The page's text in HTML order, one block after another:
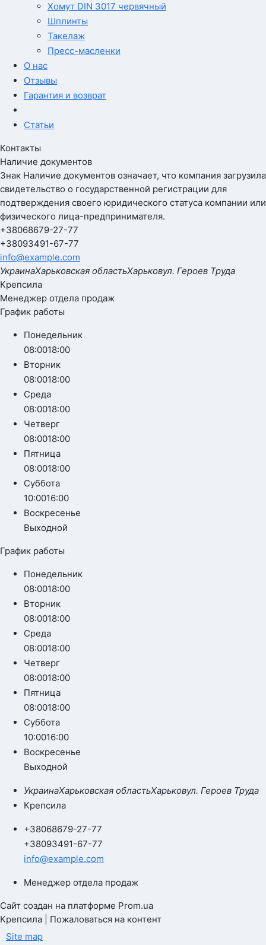
Хомут DIN 3017 червячный
Шплинты
Такелаж
Пресс-масленки
О нас
Отзывы
Гарантия и возврат
Статьи
Контакты
Наличие документов
Знак Наличие документов означает, что компания загрузила
свидетельство о государственной регистрации для
подтверждения своего юридического статуса компании или
физического лица-предпринимателя.
+38068679-27-77
+38093491-67-77
info@example.com
УкраинаХарьковская областьХарьковул. Героев Труда
Крепсила
Менеджер отдела продаж
График работы
Понедельник
08:0018:00
Вторник
08:0018:00
Среда
08:0018:00
Четверг
08:0018:00
Пятница
08:0018:00
Суббота
10:0016:00
Воскресенье
Выходной
График работы
Понедельник
08:0018:00
Вторник
08:0018:00
Среда
08:0018:00
Четверг
08:0018:00
Пятница
08:0018:00
Суббота
10:0016:00
Воскресенье
Выходной
УкраинаХарьковская областьХарьковул. Героев Труда
Крепсила
+38068679-27-77
+38093491-67-77
info@example.com
Менеджер отдела продаж
Сайт создан на платформе Prom.ua
Крепсила | Пожаловаться на контент
Site map